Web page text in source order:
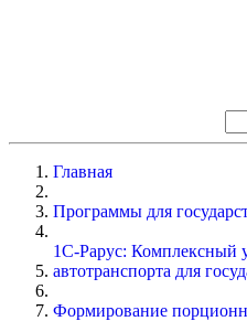
Главная
Программы для
1С-Рарус: Комплексный
автотранспорта для
Формирование